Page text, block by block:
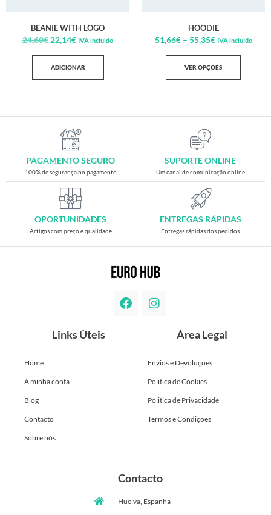
BEANIE WITH LOGO
24,60€ 22,14€ IVA incluido
ADICIONAR
HOODIE
51,66€ – 55,35€ IVA incluido
VER OPÇÕES
PAGAMENTO SEGURO
100% de segurança no pagamento
SUPORTE ONLINE
Um canal de comunicação online
OPORTUNIDADES
Artigos com preço e qualidade
ENTREGAS RÁPIDAS
Entregas rápidas dos pedidos
Links Úteis
Home
A minha conta
Blog
Contacto
Sobre nós
Área Legal
Envios e Devoluções
Politica de Cookies
Politica de Privacidade
Termos e Condições
Contacto
Huelva, Espanha